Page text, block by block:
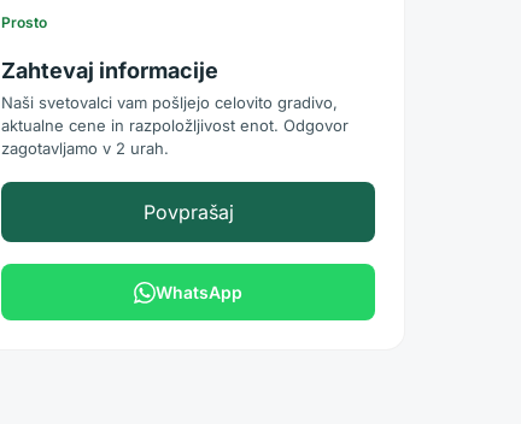
Prosto
Zahtevaj informacije
Naši svetovalci vam pošljejo celovito gradivo,
aktualne cene in razpoložljivost enot. Odgovor
zagotavljamo v 2 urah.
Povprašaj
WhatsApp